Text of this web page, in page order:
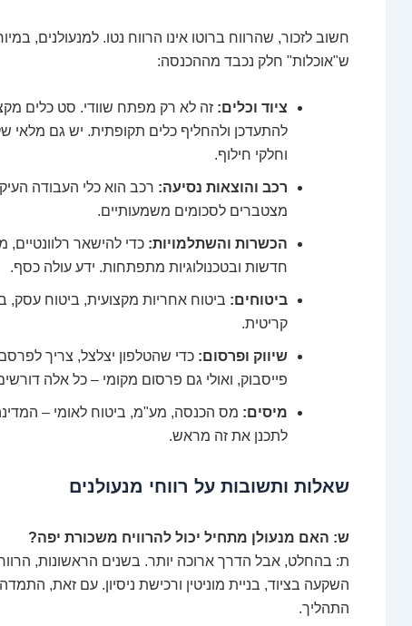
חשוב לזכור, שהרווח ברוטו אינו הרווח נטו. למנעולנים,
ש"אוכלות" חלק נכבד מההכנסה:
ציוד וכלים: זה לא רק מפתח שוודי. סט כלים
להתעדכן ולהחליף כלים תקופתית. יש גם מלאי
וחלקי חילוף.
רכב והוצאות נסיעה: רכב הוא כלי העבודה
מצטברים לסכומים משמעותיים.
הכשרות והשתלמויות: כדי להישאר
חדשות ובטכנולוגיות מתפתחות. ידע עולה כסף.
ביטוחים: ביטוח אחריות מקצועית, ביטוח עסק,
קריטית.
שיווק ופרסום: כדי שהטלפון יצלצל, צריך
פייסבוק, ואולי גם פרסום מקומי – כל אלה
מיסים: מס הכנסה, מע"מ, ביטוח לאומי –
לתכנן את זה מראש.
שאלות ותשובות על רווחי מנעולנים
ש: האם מנעולן מתחיל יכול להרוויח משכורת יפה?
ת: בהחלט, אבל הדרך ארוכה יותר. בשנים הראשונות,
השקעה בציוד, בניית מוניטין ורכישת ניסיון. עם זאת,
התהליך.